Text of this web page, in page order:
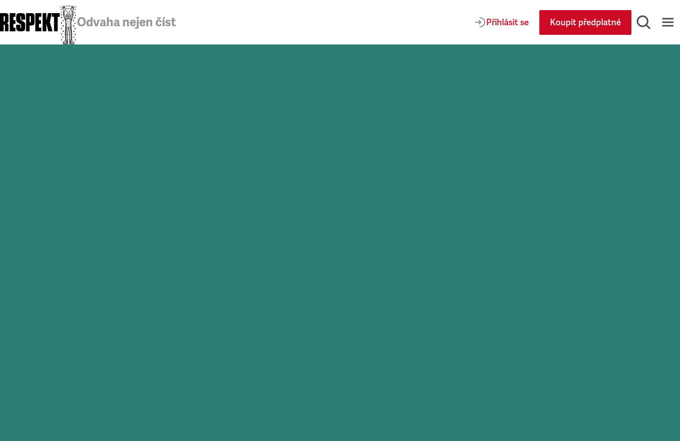
Odvaha nejen číst Přihlásit se Koupit předplatné